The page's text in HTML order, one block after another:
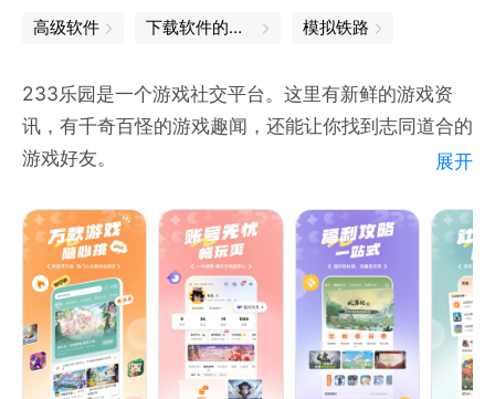
高级软件 下载软件的软件 模拟铁路
233乐园是一个游戏社交平台。这里有新鲜的游戏资
讯，有千奇百怪的游戏趣闻，还能让你找到志同道合的
游戏好友。
【精彩社区】
好玩又有趣的游戏社区，发现你喜欢的那一款。
【社区交友】
交流游戏中的有趣瞬间，寻找志同道合的游戏好友。
展开